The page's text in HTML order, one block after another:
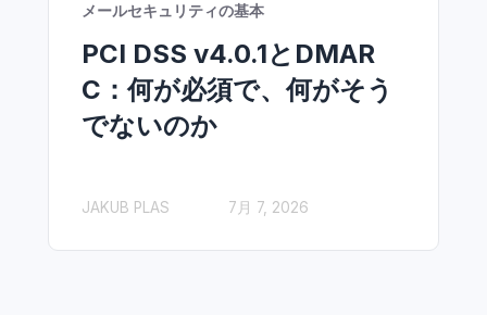
メールセキュリティの基本
PCI DSS v4.0.1とDMAR
C：何が必須で、何がそう
でないのか
JAKUB PLAS 7月 7, 2026